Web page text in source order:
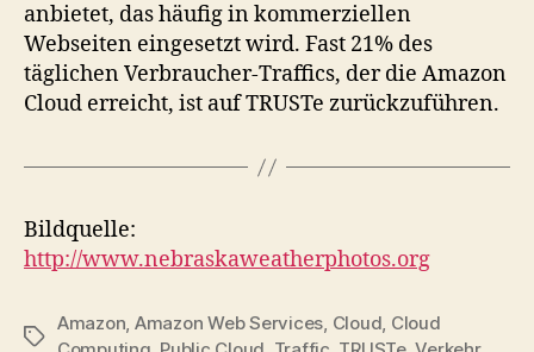
anbietet, das häufig in kommerziellen
Webseiten eingesetzt wird. Fast 21% des
täglichen Verbraucher-Traffics, der die Amazon
Cloud erreicht, ist auf TRUSTe zurückzuführen.
Bildquelle:
http://www.nebraskaweatherphotos.org
Tags
Amazon, Amazon Web Services, Cloud, Cloud